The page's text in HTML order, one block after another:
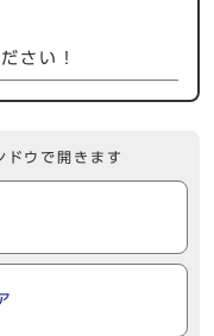
さい！
ドウで開きます